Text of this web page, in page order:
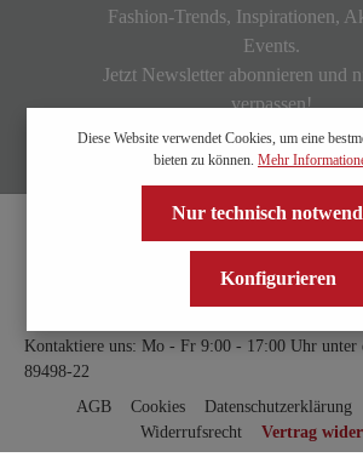
Fashion-Trends, Inspirationen,
Events.
Jetzt Newsletter abonnieren und
verpassen!
Kontaktiere uns: Mo - Fr 9:00 - 17:00 Uhr unter
89498-22
AGB
Cookies Datenschutzerklärung
Widerrufsrecht
Vertrag
Diese Website verwendet Cookies, um eine
bieten zu können. Mehr
Nur technisch
Konfigurieren